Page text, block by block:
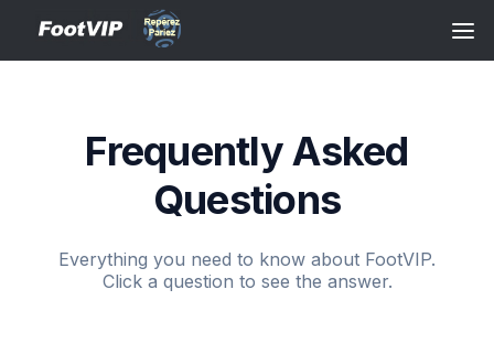
Frequently Asked
Questions
Everything you need to know about FootVIP.
Click a question to see the answer.